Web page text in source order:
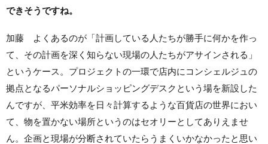
できそうですね。
加藤 よくあるのが「計画している人たちが勝手に何かを作っ
て、その計画を深く知らない現場の人たちがアサインされる」
というケース。プロジェクトの一環で店内にコンシェルジュの
拠点となるパーソナルショッピングデスクという場を新設した
んですが、平米効率を日々計算するような百貨店の世界におい
て、物を置かない場所というのはセオリーとしてありえませ
ん。企画と現場が分断されていたらうまくいかなかったと思い